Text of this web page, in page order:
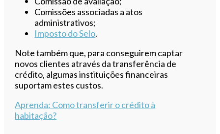
Comissões associadas a atos
administrativos;
Imposto do Selo.
Note também que, para conseguirem captar
novos clientes através da transferência de
crédito, algumas instituições financeiras
suportam estes custos.
Aprenda: Como transferir o crédito à
habitação?